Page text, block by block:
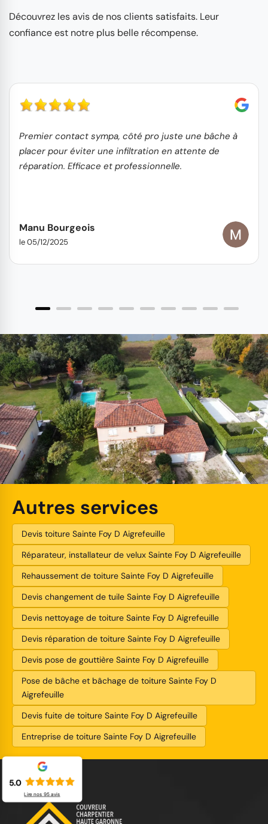
Découvrez les avis de nos clients satisfaits. Leur
confiance est notre plus belle récompense.
Premier contact sympa, côté pro juste une bâche à
placer pour éviter une infiltration en attente de
réparation. Efficace et professionnelle.
Manu Bourgeois
le 05/12/2025
Autres services
Devis toiture Sainte Foy D Aigrefeuille
Réparateur, installateur de velux Sainte Foy D Aigrefeuille
Rehaussement de toiture Sainte Foy D Aigrefeuille
Devis changement de tuile Sainte Foy D Aigrefeuille
Devis nettoyage de toiture Sainte Foy D Aigrefeuille
Devis réparation de toiture Sainte Foy D Aigrefeuille
Devis pose de gouttière Sainte Foy D Aigrefeuille
Pose de bâche et bâchage de toiture Sainte Foy D
Aigrefeuille
Devis fuite de toiture Sainte Foy D Aigrefeuille
Entreprise de toiture Sainte Foy D Aigrefeuille
5.0
Lire nos 95avis